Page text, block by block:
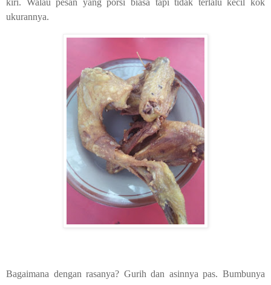
ukurannya.
Bagaimana dengan rasanya? Gurih dan asinnya pas. Bumbunya